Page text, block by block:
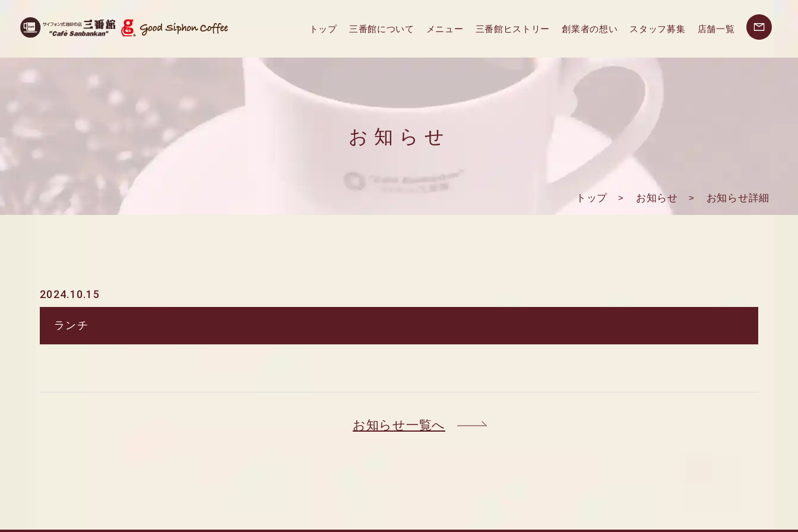
トップ 三番館について メニュー 三番館ヒストリー 創業者の想い スタッフ募集 店舗一覧
お知らせ
トップ お知らせ お知らせ詳細
2024.10.15
ランチ
お知らせ一覧へ